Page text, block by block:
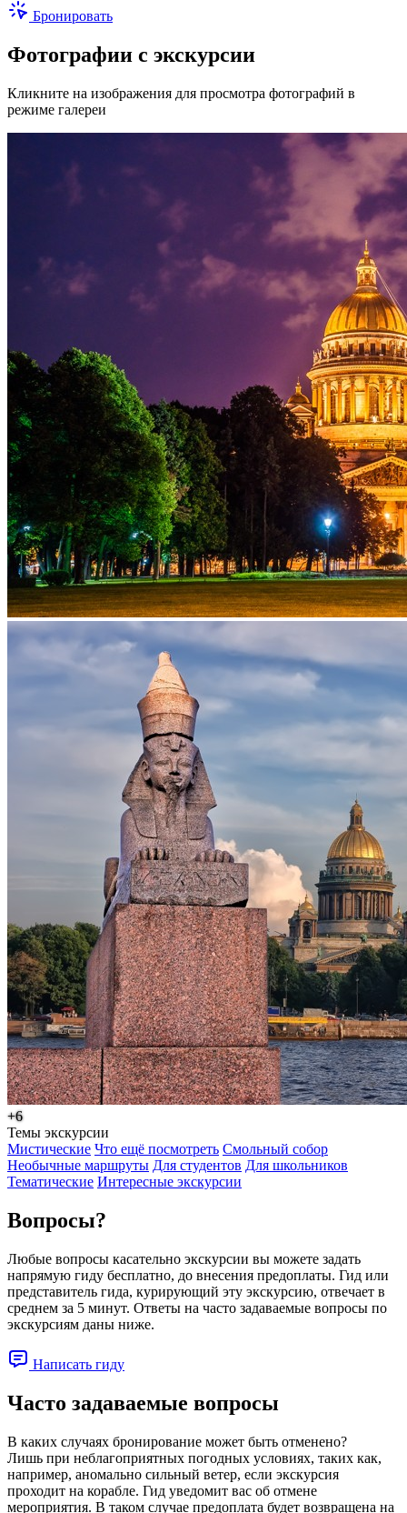
Бронировать
Фотографии с экскурсии
Кликните на изображения для просмотра фотографий в
режиме галереи
+6
Темы экскурсии
Мистические Что ещё посмотреть Смольный собор
Необычные маршруты Для студентов Для школьников
Тематические Интересные экскурсии
Вопросы?
Любые вопросы касательно экскурсии вы можете задать
напрямую гиду бесплатно, до внесения предоплаты. Гид или
представитель гида, курирующий эту экскурсию, отвечает в
среднем за 5 минут. Ответы на часто задаваемые вопросы по
экскурсиям даны ниже.
Написать гиду
Часто задаваемые вопросы
В каких случаях бронирование может быть отменено?
Лишь при неблагоприятных погодных условиях, таких как,
например, аномально сильный ветер, если экскурсия
проходит на корабле. Гид уведомит вас об отмене
мероприятия. В таком случае предоплата будет возвращена на